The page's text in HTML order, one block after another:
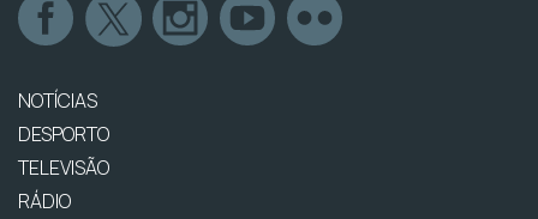
NOTÍCIAS
DESPORTO
TELEVISÃO
RÁDIO